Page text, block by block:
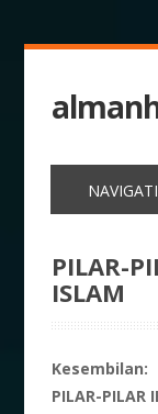
PILAR-
ISLAM
Kesembilan:
PILAR-PILAR